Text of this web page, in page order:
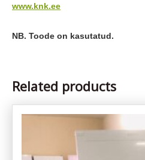
www.knk.ee
NB. Toode on kasutatud.
Related products